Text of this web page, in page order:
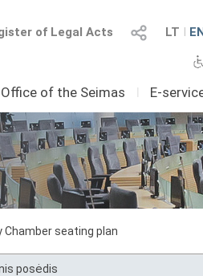
LT I
of Legal Acts
Office of the Seimas I E-
Chamber seating plan
posėdis